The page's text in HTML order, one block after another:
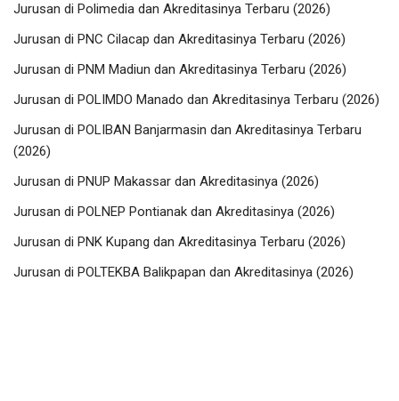
Jurusan di Polimedia dan Akreditasinya Terbaru (2026)
Jurusan di PNC Cilacap dan Akreditasinya Terbaru (2026)
Jurusan di PNM Madiun dan Akreditasinya Terbaru (2026)
Jurusan di POLIMDO Manado dan Akreditasinya Terbaru (2026)
Jurusan di POLIBAN Banjarmasin dan Akreditasinya Terbaru
(2026)
Jurusan di PNUP Makassar dan Akreditasinya (2026)
Jurusan di POLNEP Pontianak dan Akreditasinya (2026)
Jurusan di PNK Kupang dan Akreditasinya Terbaru (2026)
Jurusan di POLTEKBA Balikpapan dan Akreditasinya (2026)